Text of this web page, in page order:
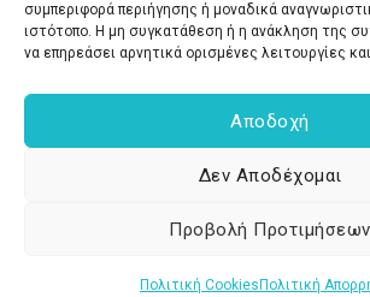
συμπεριφορά περιήγησης ή μοναδικά
ιστότοπο. Η μη συγκατάθεση ή η ανάκληση της
να επηρεάσει αρνητικά ορισμένες λειτουργίες
Αποδοχή
Δεν Αποδέχομαι
Προβολή Προτιμήσεων
Πολιτική Cookies Πολιτική
Ακολουθήστε τη Junction.gr για νέα έργα,
Copyright © 2026 junction.gr - Κατασκευή
Powered by junction.gr